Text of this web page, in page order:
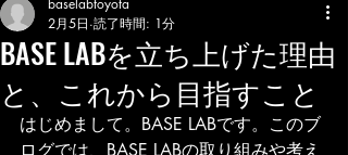
BASE LABを立ち上げた理由
と、これから目指すこと
baselabtoyota
2月5日 読了時間: 1分
はじめまして。BASE LABです。このブ
ログでは、BASE LABの取り組みや考え